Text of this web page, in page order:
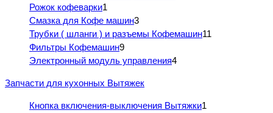
Рожок кофеварки1
Смазка для Кофе машин3
Трубки ( шланги ) и разъемы Кофемашин11
Фильтры Кофемашин9
Электронный модуль управления4
Запчасти для кухонных Вытяжек
Кнопка включения-выключения Вытяжки1